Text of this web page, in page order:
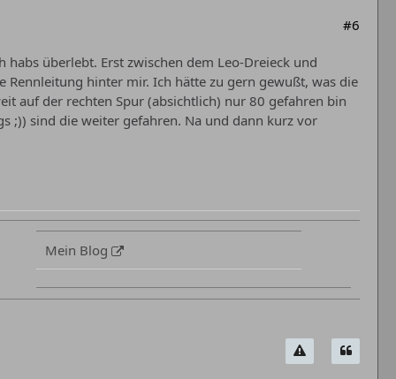
#6
überlebt. Erst zwischen dem Leo-Dreieck und
hinter mir. Ich hätte zu gern gewußt, was die
auf der rechten Spur (absichtlich) nur 80 gefahren bin
;)) sind die weiter gefahren. Na und dann kurz vor
Mein Blog